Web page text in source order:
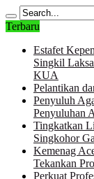
Terbaru
Estafet
Singkil
KUA
Pelantikan
Penyuluh
Penyuluhan
Tingkatkan
Singkohor
Kemenag
Tekankan
Perkuat